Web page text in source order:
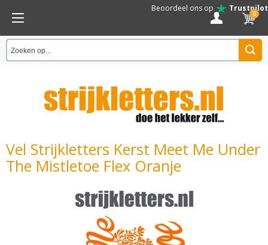
Beoordeel ons op Trustpilot
0
Vel Strijkletters Kerst Meet Me Under
The Mistletoe Flex Oranje